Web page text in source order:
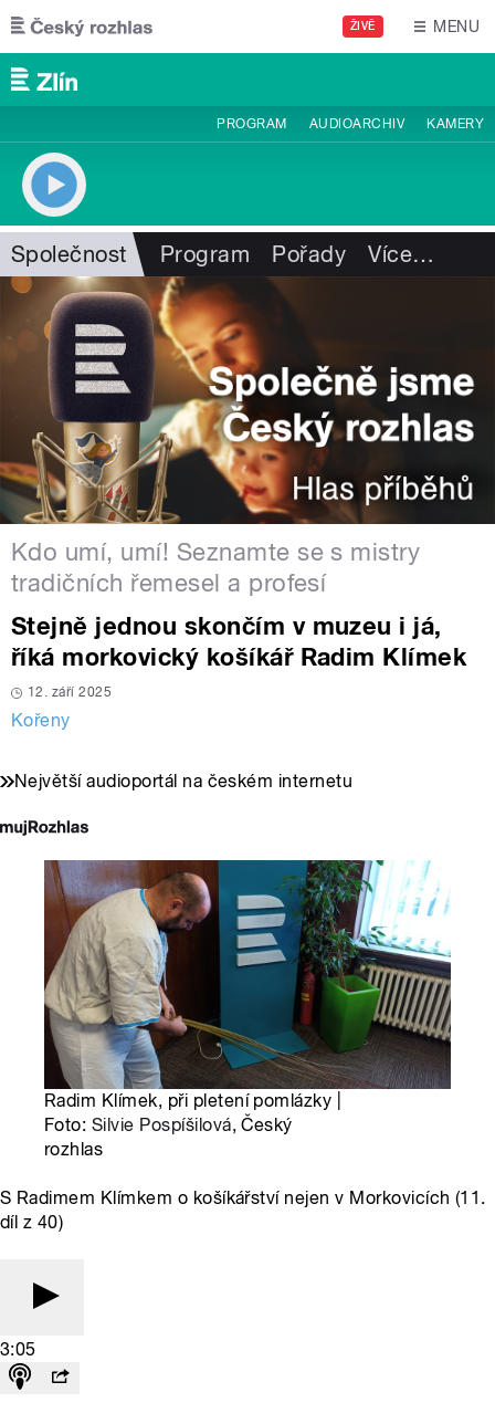
Přejít k hlavnímu obsahu
ŽIVĚ MENU
PROGRAM AUDIOARCHIV KAMERY
Společnost Program Pořady Více…
Kdo umí, umí! Seznamte se s mistry
tradičních řemesel a profesí
Stejně jednou skončím v muzeu i já,
říká morkovický košíkář Radim Klímek
12. září 2025
Kořeny
Největší audioportál na českém internetu
Radim Klímek, při pletení pomlázky |
Foto: Silvie Pospíšilová, Český
rozhlas
S Radimem Klímkem o košíkářství nejen v Morkovicích (11.
díl z 40)
3:05